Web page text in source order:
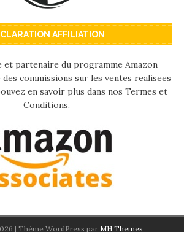
AFFILIATION
et partenaire du programme Amazon
des commissions sur les ventes realisees
en savoir plus dans nos Termes et
Conditions.
| Thème WordPress par MH Themes